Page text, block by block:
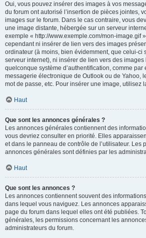
Oui, vous pouvez insérer des images à vos
du forum ont autorisé l’insertion de pièces jointes,
images sur le forum. Dans le cas contraire, vous
une image distante, hébergée sur un serveur
exemple « http://www.exemple.com/mon-image.gif
cependant ni insérer de lien vers des images
ordinateur (à moins, bien évidemment, que celui-ci
serveur internet), ni insérer de lien vers des
quelconque système d’authentification, comme par
messagerie électronique de Outlook ou de Yahoo,
mot de passe, etc. Pour insérer une image, utilisez
Haut
Que sont les annonces générales ?
Les annonces générales contiennent des
vous devriez consulter en priorité. Elles
et dans le panneau de contrôle de l’utilisateur. Les
annonces générales sont définies par les
Haut
Que sont les annonces ?
Les annonces contiennent souvent des
dans lequel vous naviguez. Les annonces
page du forum dans lequel elles ont été publiées.
générales, les permissions concernant les
administrateurs du forum.